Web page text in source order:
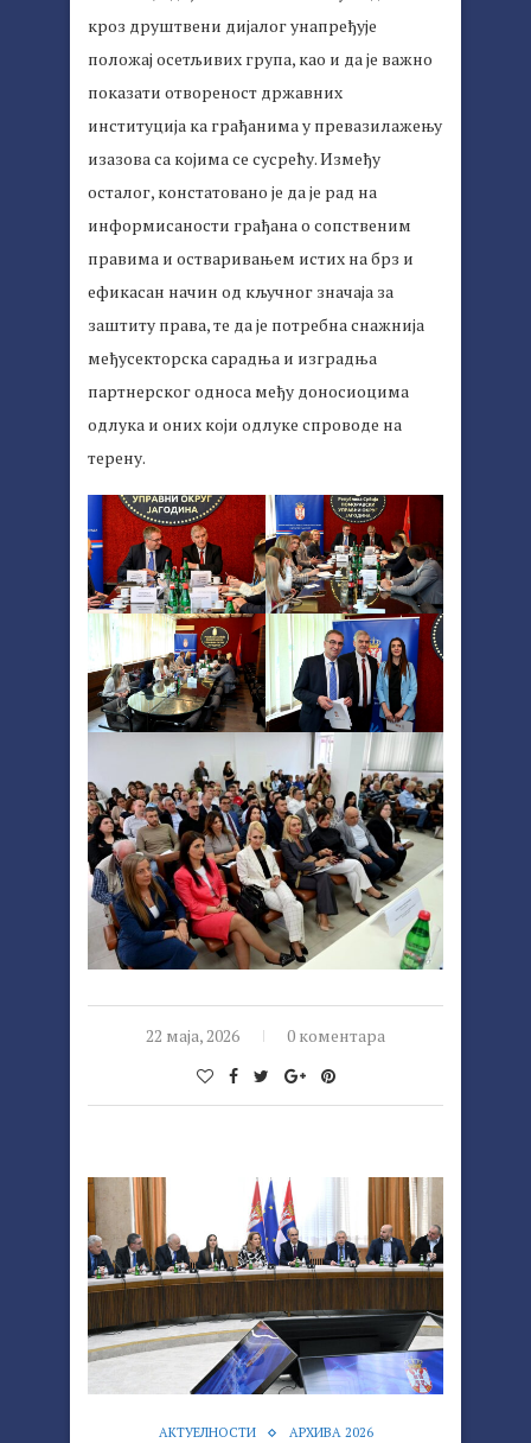
кроз друштвени дијалог унапређује
положај осетљивих група, као и да је важно
показати отвореност државних
институција ка грађанима у превазилажењу
изазова са којима се сусрећу. Између
осталог, констатовано је да је рад на
информисаности грађана о сопственим
правима и остваривањем истих на брз и
ефикасан начин од кључног значаја за
заштиту права, те да је потребна снажнија
међусекторска сарадња и изградња
партнерског односа међу доносиоцима
одлука и оних који одлуке спроводе на
терену.
22 маја, 2026 0 коментара
АКТУЕЛНОСТИ АРХИВА 2026